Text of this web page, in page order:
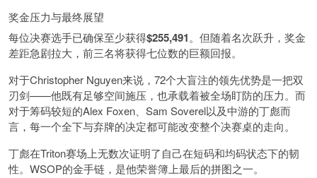
奖金压力与最终展望
每位决赛选手已确保至少获得$255,491。但随着名次跃升，奖金
差距急剧拉大，前三名将获得七位数的巨额回报。
对于Christopher Nguyen来说，72个大盲注的领先优势是一把双
刃剑——他既有足够空间施压，也承载着被全场盯防的压力。而
对于筹码较短的Alex Foxen、Sam Soverel以及中游的丁彪而
言，每一个全下与弃牌的决定都可能改变整个决赛桌的走向。
丁彪在Triton赛场上无数次证明了自己在短码和均码状态下的韧
性。WSOP的金手链，是他荣誉簿上最后的拼图之一。